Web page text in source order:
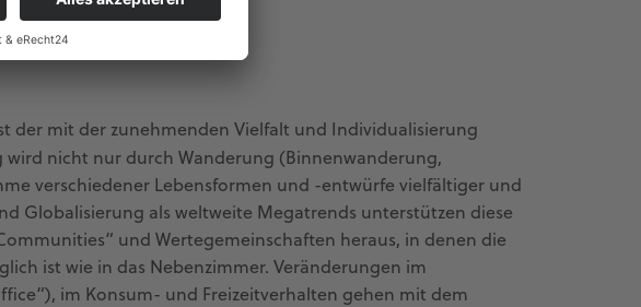
der mit der zunehmenden Vielfalt und Individualisierung
wird nicht nur durch Wanderung (Binnenwanderung,
verschiedener Lebensformen und -entwürfe vielfältiger und
Globalisierung als weltweite Megatrends unterstützen diese
und Wertegemeinschaften heraus, in denen die
ist wie in das Nebenzimmer. Veränderungen im
im Konsum- und Freizeitverhalten gehen mit dem